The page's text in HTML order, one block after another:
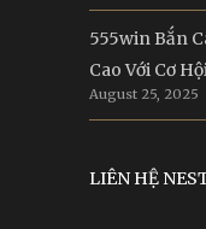
555win Bắn
Cao Với Cơ
August 25, 2025
LIÊN HỆ